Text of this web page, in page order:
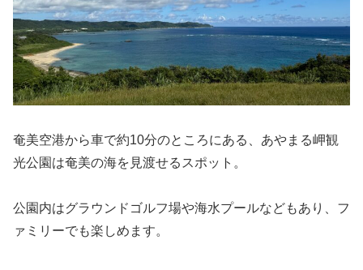
奄美空港から車で約10分のところにある、あやまる岬観
光公園は奄美の海を見渡せるスポット。
公園内はグラウンドゴルフ場や海水プールなどもあり、フ
ァミリーでも楽しめます。